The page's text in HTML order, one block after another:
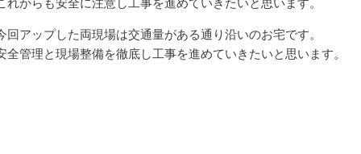
れからも安全に注意し工事を進めていきたいと思います。
回アップした両現場は交通量がある通り沿いのお宅です。
全管理と現場整備を徹底し工事を進めていきたいと思います。